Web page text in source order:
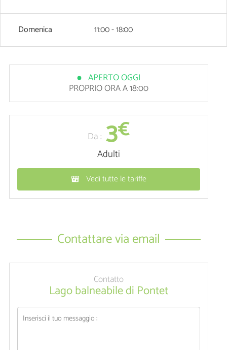
Domenica 11:00 - 18:00
APERTO OGGI
PROPRIO ORA A 18:00
Da : 3€
Adulti
Vedi tutte le tariffe
Contattare via email
Contatto
Lago balneabile di Pontet